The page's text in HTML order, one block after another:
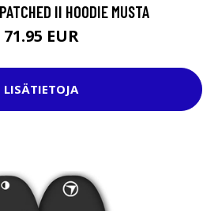
II HOODIE MUSTA
71.95 EUR
LISÄTIETOJA